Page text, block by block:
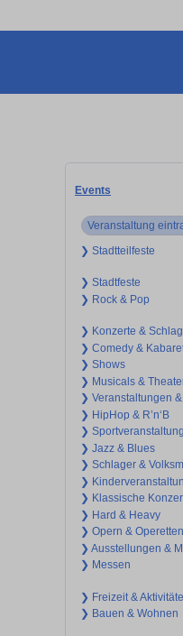
Events
Veranstaltung
❯ Stadtteilfeste
❯ Stadtfeste
❯ Rock & Pop
❯ Konzerte &
❯ Comedy &
❯ Shows
❯ Musicals &
❯ Veranstaltungen
❯ HipHop & R’n‘B
❯
❯ Jazz & Blues
❯ Schlager &
❯
❯ Klassische
❯ Hard & Heavy
❯ Opern & Operetten
❯ Ausstellungen &
❯ Messen
❯ Freizeit &
❯ Bauen & Wohnen